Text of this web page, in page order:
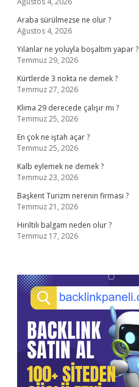
Araba sürülmezse ne olur ?
Ağustos 4, 2026
Yılanlar ne yoluyla boşaltım yapar ?
Temmuz 29, 2026
Kürtlerde 3 nokta ne demek ?
Temmuz 27, 2026
Klima 29 derecede çalışır mı ?
Temmuz 25, 2026
En çok ne iştah açar ?
Temmuz 25, 2026
Kalb eylemek ne demek ?
Temmuz 23, 2026
Başkent Turizm nerenin firması ?
Temmuz 21, 2026
Hırıltılı balgam neden olur ?
Temmuz 17, 2026